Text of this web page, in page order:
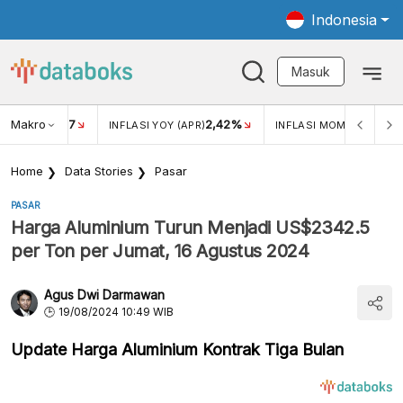
Indonesia
Masuk
Makro
USD/IDR 17 INFLASI YOY (APR)2,42% INFLASI MOM (MAR)
Home Data Stories Pasar
PASAR
Harga Aluminium Turun Menjadi US$2342.5
per Ton per Jumat, 16 Agustus 2024
Agus Dwi Darmawan
19/08/2024 10:49 WIB
Update Harga Aluminium Kontrak Tiga Bulan